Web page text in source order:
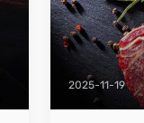
2025-11-19